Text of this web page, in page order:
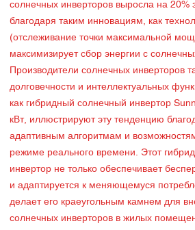
солнечных инверторов выросла на 20%
благодаря таким инновациям, как
(отслеживание точки максимальной
максимизирует сбор энергии с
Производители солнечных инверторов
долговечности и интеллектуальных
как гибридный солнечный инвертор
кВт, иллюстрируют эту тенденцию
адаптивным алгоритмам и
режиме реального времени. Этот
инвертор не только обеспечивает
и адаптируется к меняющемуся
делает его краеугольным камнем для
солнечных инверторов в жилых